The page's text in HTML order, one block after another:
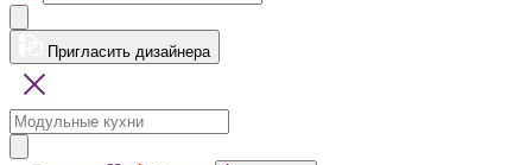
Пригласить дизайнера